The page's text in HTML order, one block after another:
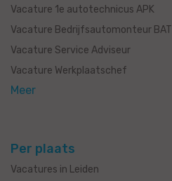
Vacature 1e autotechnicus APK
Vacature Bedrijfsautomonteur BAT
Vacature Service Adviseur
Vacature Werkplaatschef
Meer
Per plaats
Vacatures in Leiden